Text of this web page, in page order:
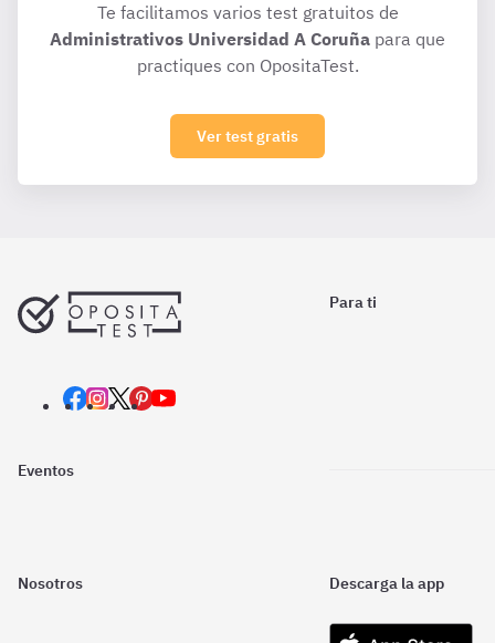
Te facilitamos varios test gratuitos de
Administrativos Universidad A Coruña para que
practiques con OpositaTest.
Ver test gratis
Para ti
Eventos
Nosotros Descarga la app